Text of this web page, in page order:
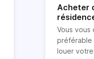
Acheter
règle
révélée
Vous vous
préférable
louer